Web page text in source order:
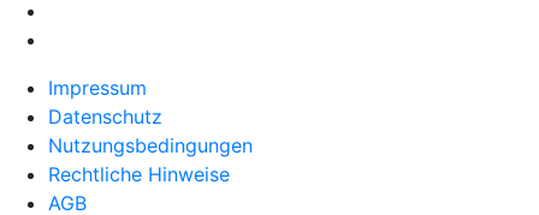
Impressum
Datenschutz
Nutzungsbedingungen
Rechtliche Hinweise
AGB